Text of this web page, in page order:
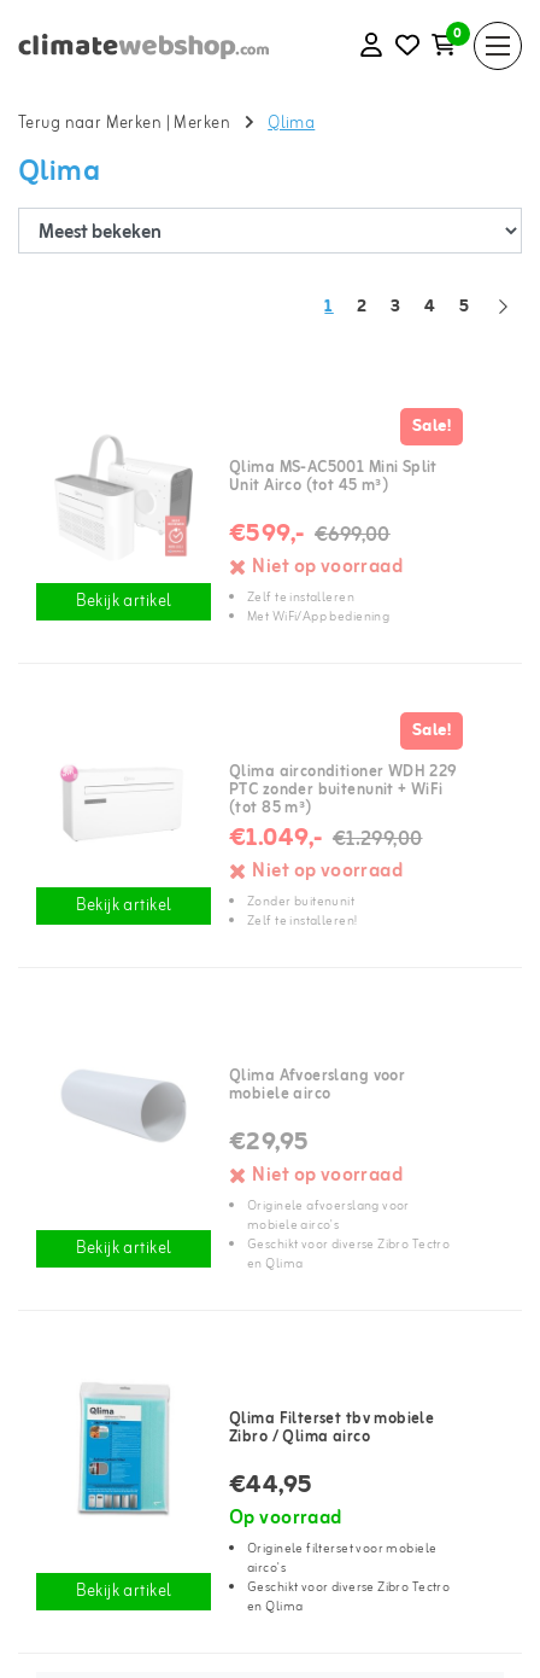
0
Terug naar Merken | Merken Qlima
Qlima
1 2 3 4 5
Bekijk artikel
Sale!
Qlima MS-AC5001 Mini Split
Unit Airco (tot 45 m³)
€599,- €699,00
Niet op voorraad
Zelf te installeren
Met WiFi/App bediening
Bekijk artikel
Sale!
Qlima airconditioner WDH 229
PTC zonder buitenunit + WiFi
(tot 85 m³)
€1.049,- €1.299,00
Niet op voorraad
Zonder buitenunit
Zelf te installeren!
Bekijk artikel
Qlima Afvoerslang voor
mobiele airco
€29,95
Niet op voorraad
Originele afvoerslang voor
mobiele airco's
Geschikt voor diverse Zibro Tectro
en Qlima
Bekijk artikel
Qlima Filterset tbv mobiele
Zibro / Qlima airco
€44,95
Op voorraad
Originele filterset voor mobiele
airco's
Geschikt voor diverse Zibro Tectro
en Qlima